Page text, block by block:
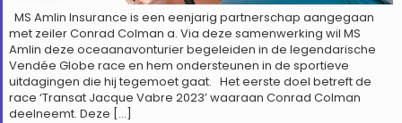
MS Amlin Insurance is een eenjarig partnerschap aangegaan
met zeiler Conrad Colman a. Via deze samenwerking wil MS
Amlin deze oceaanavonturier begeleiden in de legendarische
Vendée Globe race en hem ondersteunen in de sportieve
uitdagingen die hij tegemoet gaat. Het eerste doel betreft de
race ‘Transat Jacque Vabre 2023’ waaraan Conrad Colman
deelneemt. Deze […]